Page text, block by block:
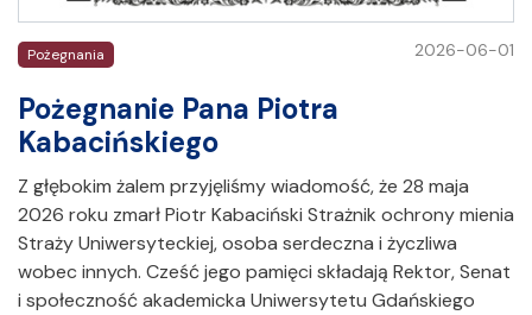
Pożegnania 2026-06-01
Pożegnanie Pana Piotra
Kabacińskiego
Z głębokim żalem przyjęliśmy wiadomość, że 28 maja
2026 roku zmarł Piotr Kabaciński Strażnik ochrony mienia
Straży Uniwersyteckiej, osoba serdeczna i życzliwa
wobec innych. Cześć jego pamięci składają Rektor, Senat
i społeczność akademicka Uniwersytetu Gdańskiego